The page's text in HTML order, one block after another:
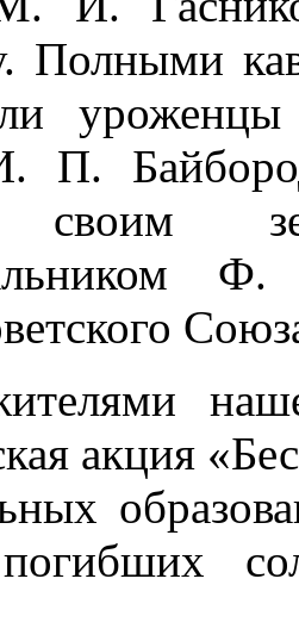
Полными
П.
своим
акция